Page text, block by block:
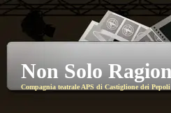
Non Solo
Compagnia teatrale APS di Castiglione dei